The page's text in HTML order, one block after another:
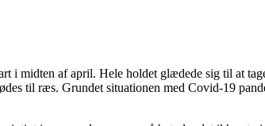
i midten af april. Hele holdet glædede sig til at
til ræs. Grundet situationen med Covid-19